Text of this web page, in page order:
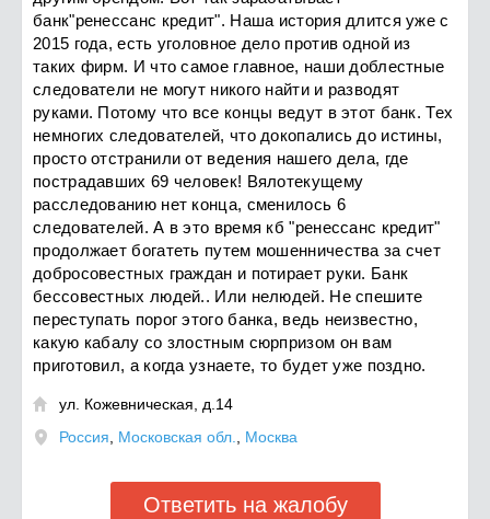
банк"ренессанс кредит". Наша история длится уже с
2015 года, есть уголовное дело против одной из
таких фирм. И что самое главное, наши доблестные
следователи не могут никого найти и разводят
руками. Потому что все концы ведут в этот банк. Тех
немногих следователей, что докопались до истины,
просто отстранили от ведения нашего дела, где
пострадавших 69 человек! Вялотекущему
расследованию нет конца, сменилось 6
следователей. А в это время кб "ренессанс кредит"
продолжает богатеть путем мошенничества за счет
добросовестных граждан и потирает руки. Банк
бессовестных людей.. Или нелюдей. Не спешите
переступать порог этого банка, ведь неизвестно,
какую кабалу со злостным сюрпризом он вам
приготовил, а когда узнаете, то будет уже поздно.

ул. Кожевническая, д.14
Россия
Московская обл. Москва
Ответить на жалобу